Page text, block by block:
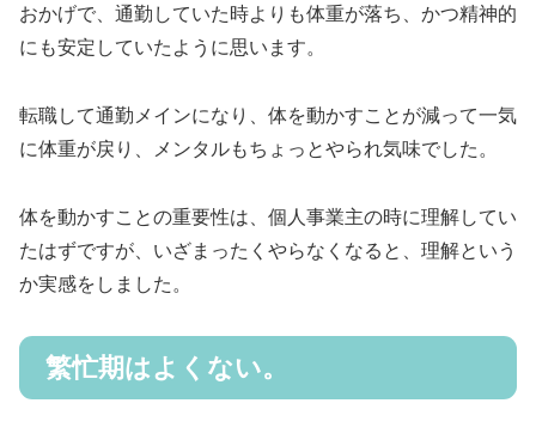
おかげで、通勤していた時よりも体重が落ち、かつ精神的
にも安定していたように思います。
転職して通勤メインになり、体を動かすことが減って一気
に体重が戻り、メンタルもちょっとやられ気味でした。
体を動かすことの重要性は、個人事業主の時に理解してい
たはずですが、いざまったくやらなくなると、理解という
か実感をしました。
繁忙期はよくない。